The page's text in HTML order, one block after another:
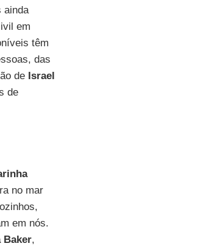
ainda
em
têm
das
de Israel
de
no mar
em nós.
Baker,